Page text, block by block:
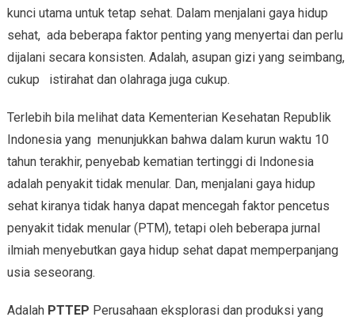
kunci utama untuk tetap sehat. Dalam menjalani gaya hidup
sehat, ada beberapa faktor penting yang menyertai dan perlu
dijalani secara konsisten. Adalah, asupan gizi yang seimbang,
cukup istirahat dan olahraga juga cukup.
Terlebih bila melihat data Kementerian Kesehatan Republik
Indonesia yang menunjukkan bahwa dalam kurun waktu 10
tahun terakhir, penyebab kematian tertinggi di Indonesia
adalah penyakit tidak menular. Dan, menjalani gaya hidup
sehat kiranya tidak hanya dapat mencegah faktor pencetus
penyakit tidak menular (PTM), tetapi oleh beberapa jurnal
ilmiah menyebutkan gaya hidup sehat dapat memperpanjang
usia seseorang.
Adalah PTTEP Perusahaan eksplorasi dan produksi yang